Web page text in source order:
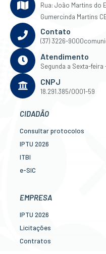
Rua: João Martins do
Gumercinda Martins
Contato
(37) 3226-9000
Atendimento
Segunda a Sexta-feira
CNPJ
18.291.385/0001-59
CIDADÃO
Consultar protocolos
IPTU 2026
ITBI
e-SIC
Legislação
EMPRESA
IPTU 2026
Licitações
Contratos